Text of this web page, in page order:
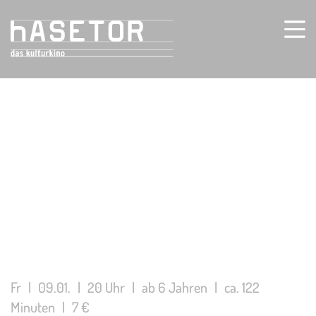
Fr | 09.01. | 20 Uhr | ab 6 Jahren | ca. 122
Minuten | 7 €